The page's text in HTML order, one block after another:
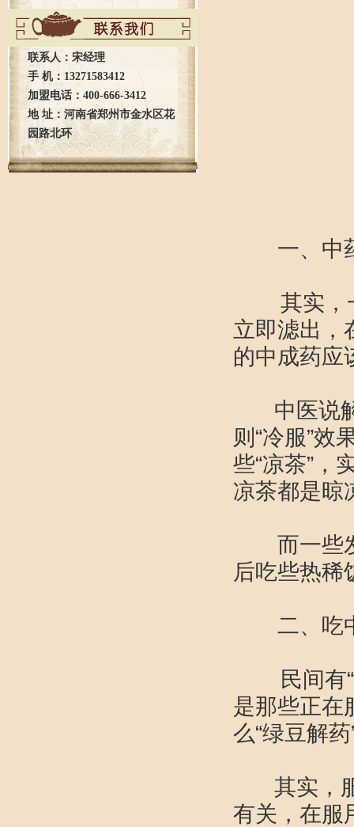
之旅全记录
联系人：宋经理
手 机：13271583412
加盟电话：400-666-3412
地 址：河南省郑州市金水区花
园路北环
一、中
其实，一
立即滤出
的中成药
中医说解
则“冷服”效
些“凉茶”，
凉茶都是晾
而一些发
后吃些热
二、吃
民间有“
是那些正在
么“绿豆解
其实，服
有关，在服